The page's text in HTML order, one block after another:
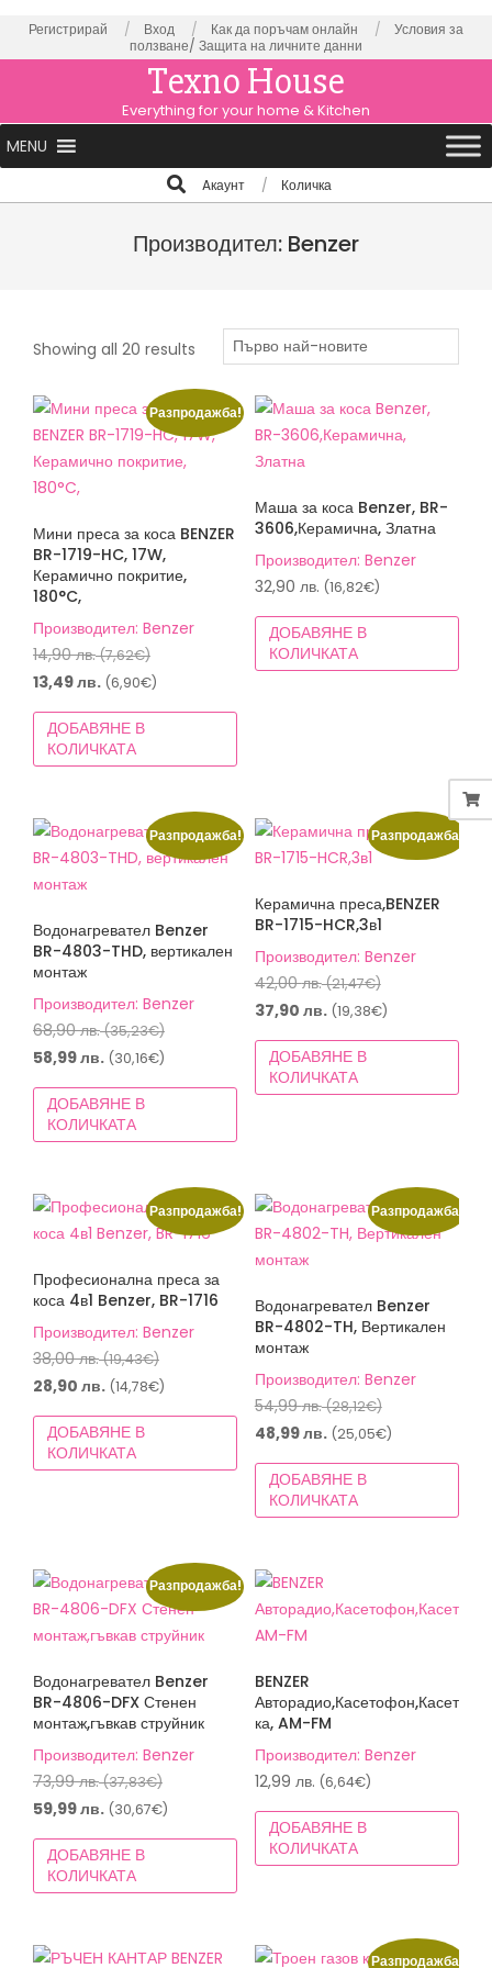
to
Регистрирай Вход Как да поръчам онлайн
Условия за
ползване/ Защита на личните данни
Texno House
Everything for your home & Kitchen
Primary
Navigation
MENU
Search
Aкаунт Количка
Производител: Benzer
Showing all 20 results Sorted
latest
Разпродажба!
Мини преса за коса BENZER
BR-1719-HC, 17W,
Керамично покритие,
180°C,
Производител: Benzer
14,90лв.(7,62€)Original
price
was:
13,49лв. (6,90€)
цена
13,49 лв.
ДОБАВЯНЕ В
КОЛИЧКАТА
Маша за коса Benzer, BR-
3606,Керамична, Златна
Производител: Benzer
32,90 лв. (16,82€)
ДОБАВЯНЕ В
КОЛИЧКАТА
Разпродажба!
Водонагревател Benzer
BR-4803-THD, вертикален
монтаж
Производител: Benzer
68,90лв.(35,23€)Original
was:
58,99лв. (30,16€)
цена
58,99 лв.
ДОБАВЯНЕ В
КОЛИЧКАТА
Разпродажба!
Керамична преса,BENZER
BR-1715-HCR,3в1
Производител: Benzer
42,00лв.(21,47€)Original
price
was:
37,90 лв.(19,38€)Текущата
цена
37,90 лв.
ДОБАВЯНЕ В
КОЛИЧКАТА
Разпродажба!
Професионална преса за
коса 4в1 Benzer, BR-1716
Производител: Benzer
38,00лв.(19,43€)Original
price
was:
28,90 лв. (14,78€)
цена
28,90 лв.
ДОБАВЯНЕ В
КОЛИЧКАТА
Разпродажба!
Водонагревател Benzer
BR-4802-TH, Вертикален
монтаж
Производител: Benzer
54,99лв.(28,12€)Original
price
was:
48,99лв.(25,05€)Текущата
цена
48,99 лв.
ДОБАВЯНЕ В
КОЛИЧКАТА
Разпродажба!
Водонагревател Benzer
BR-4806-DFX Стенен
монтаж,гъвкав струйник
Производител: Benzer
73,99лв.(37,83€)Original
price
59,99лв. (30,67€)
цена
ДОБАВЯНЕ В
КОЛИЧКАТА
BENZER
Авторадио,Касетофон,Касет
ка, AM-FM
Производител: Benzer
12,99 лв. (6,64€)
ДОБАВЯНЕ В
КОЛИЧКАТА
Разпродажба!